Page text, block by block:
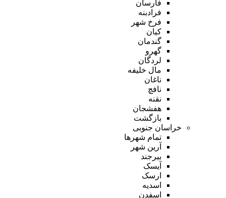
فارسان
فرادبنه
فرخ شهر
کیان
گندمان
گهرو
لردگان
مال خلیفه
ناغان
نافچ
نقنه
هفشجان
بازگشت
خراسان جنوبی
تمام شهر‌ها
آرین شهر
بیرجند
آیسک
ارسک
اسدیه
اسفدن